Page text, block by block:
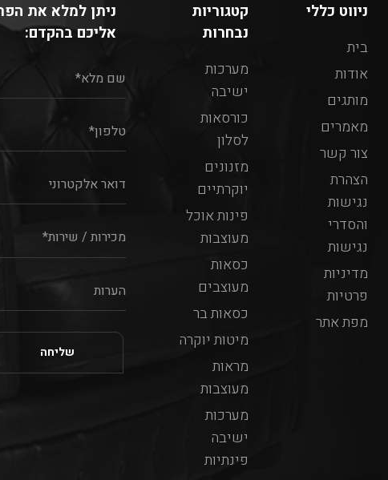
ניווט כללי
בית
אודות
מותגים
מאמרים
צור קשר
הצהרת
נגישות
והסדרי
נגישות
מדיניות
פרטיות
מפת אתר
קטגוריות
נבחרות
מערכות
ישיבה
כורסאות
לסלון
מזנונים
יוקרתיים
פינות אוכל
מעוצבות
כסאות
מעוצבים
כסאות בר
מיטות יוקרה
מראות
מעוצבות
מערכות
ישיבה
פינתיות
ניתן למלא את
אליכם בהקדם: